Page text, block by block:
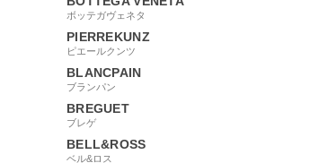
ボッテガヴェネタ
PIERREKUNZ
ピエールクンツ
BLANCPAIN
ブランパン
BREGUET
ブレゲ
BELL&ROSS
ベル&ロス